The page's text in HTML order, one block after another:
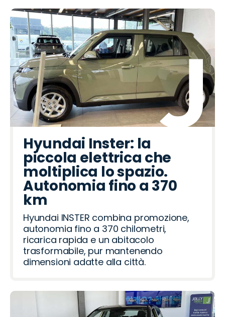
Hyundai Inster: la
piccola elettrica che
moltiplica lo spazio.
Autonomia fino a 370
km
Hyundai INSTER combina promozione,
autonomia fino a 370 chilometri,
ricarica rapida e un abitacolo
trasformabile, pur mantenendo
dimensioni adatte alla città.